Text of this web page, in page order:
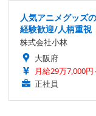
人気アニメグッズ
経験歓迎/人柄重視
株式会社小林
大阪府
月給29万7,000
正社員